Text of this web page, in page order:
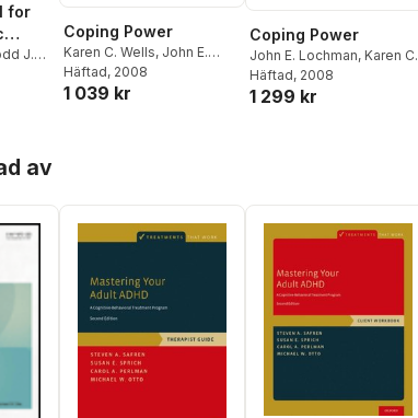
for
J.
Coping Power
Karen C. Wells, John E.
Lochman,Lisa A. Lenhart
Häftad, 2008
1 039 kr
Coping Power
John E. Lochman, Karen C.
Wells,Lisa A. Lenhart
Häftad, 2008
1 299 kr
av